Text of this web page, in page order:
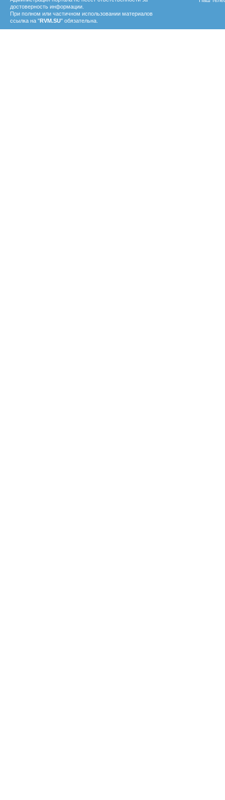
достоверность информации.
При полном или частичном использовании материалов
ссылка на "RVM.SU" обязательна.